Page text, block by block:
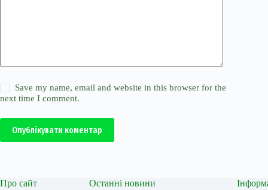
Save my name, email and website in this browser for the
next time I comment.
Опублікувати коментар
Про сайт Останні новини